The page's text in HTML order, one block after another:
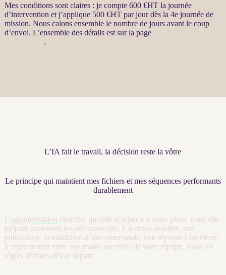
Mes conditions sont claires : je compte 600 €HTla journée
d’intervention et j’applique 500 €HTpar jour dès la 4e journée de
mission. Nous calons ensemble le nombre de jours avant le coup
d’envoi. L’ensemble des détails est sur la page
.
L’IA fait le travail, la décision reste la vôtre
Le principe qui maintient mes fichiers et mes séquences performants
durablement
L’automatisation cherche, qualifie et relance à votre place, mais elle
prépare seulement les décisions clés. Un envoi sensible, une
publication, la validation d’une commande, une réponse à un client
à enjeu restent entre vos mains ou celles de votre équipe, selon les
règles définies dès le départ.